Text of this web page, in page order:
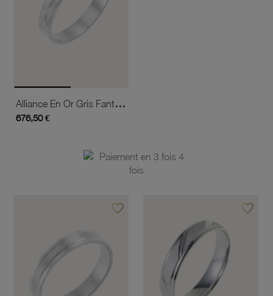
Alliance En Or Gris Fantaisie, Largeur 4 Mm
676,50 €
favorite_borderAjouter à vos favoris favorite_borderAjouter